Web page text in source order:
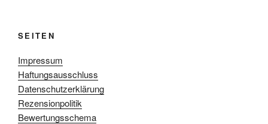
SEITEN
Impressum
Haftungsausschluss
Datenschutzerklärung
Rezensionpolitik
Bewertungsschema